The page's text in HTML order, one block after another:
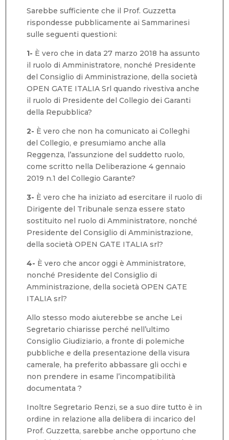
Sarebbe sufficiente che il Prof. Guzzetta
rispondesse pubblicamente ai Sammarinesi
sulle seguenti questioni:
1- È vero che in data 27 marzo 2018 ha assunto
il ruolo di Amministratore, nonché Presidente
del Consiglio di Amministrazione, della società
OPEN GATE ITALIA Srl quando rivestiva anche
il ruolo di Presidente del Collegio dei Garanti
della Repubblica?
2- È vero che non ha comunicato ai Colleghi
del Collegio, e presumiamo anche alla
Reggenza, l’assunzione del suddetto ruolo,
come scritto nella Deliberazione 4 gennaio
2019 n.1 del Collegio Garante?
3- È vero che ha iniziato ad esercitare il ruolo di
Dirigente del Tribunale senza essere stato
sostituito nel ruolo di Amministratore, nonché
Presidente del Consiglio di Amministrazione,
della società OPEN GATE ITALIA srl?
4- È vero che ancor oggi è Amministratore,
nonché Presidente del Consiglio di
Amministrazione, della società OPEN GATE
ITALIA srl?
Allo stesso modo aiuterebbe se anche Lei
Segretario chiarisse perché nell’ultimo
Consiglio Giudiziario, a fronte di polemiche
pubbliche e della presentazione della visura
camerale, ha preferito abbassare gli occhi e
non prendere in esame l’incompatibilità
documentata ?
Inoltre Segretario Renzi, se a suo dire tutto è in
ordine in relazione alla delibera di incarico del
Prof. Guzzetta, sarebbe anche opportuno che